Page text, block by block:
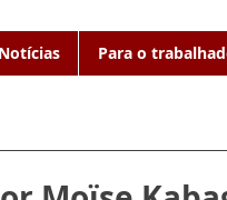
Notícias Para o